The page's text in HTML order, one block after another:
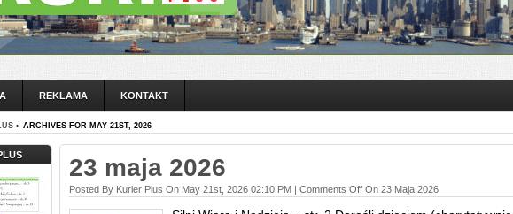
REKLAMA KONTAKT
» ARCHIVES FOR MAY 21ST, 2026
23 maja 2026
Posted By Kurier Plus On May 21st, 2026 02:10 PM | Comments Off On 23 Maja 2026